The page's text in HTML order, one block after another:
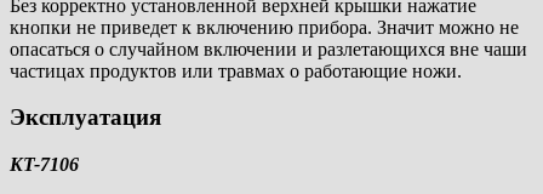
Без корректно установленной верхней крышки нажатие
кнопки не приведет к включению прибора. Значит можно не
опасаться о случайном включении и разлетающихся вне чаши
частицах продуктов или травмах о работающие ножи.
Эксплуатация
KT-7106